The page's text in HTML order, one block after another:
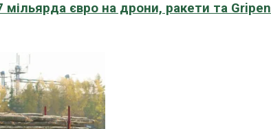
мільярда євро на дрони, ракети та Gripen